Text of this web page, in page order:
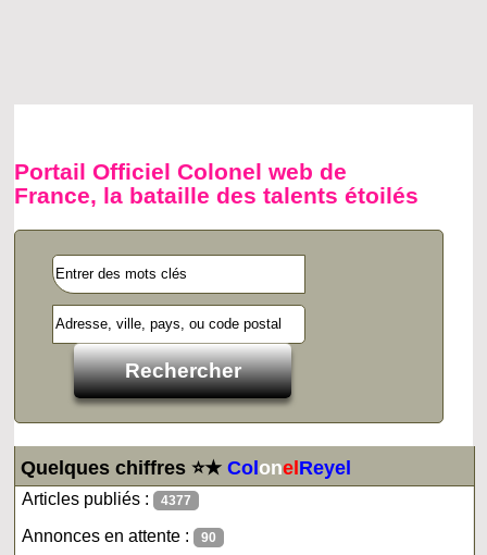
Portail Officiel Colonel web de
France, la bataille des talents étoilés
Quelques chiffres ⭐★ColonelReyel
Articles publiés : 4377
Annonces en attente : 90